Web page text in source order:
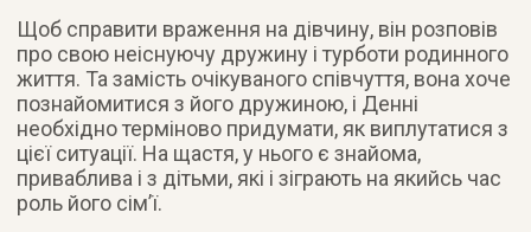
Щоб справити враження на дівчину, він розповів
про свою неіснуючу дружину і турботи родинного
життя. Та замість очікуваного співчуття, вона хоче
познайомитися з його дружиною, і Денні
необхідно терміново придумати, як виплутатися з
цієї ситуації. На щастя, у нього є знайома,
приваблива і з дітьми, які і зіграють на якийсь час
роль його сім’ї.